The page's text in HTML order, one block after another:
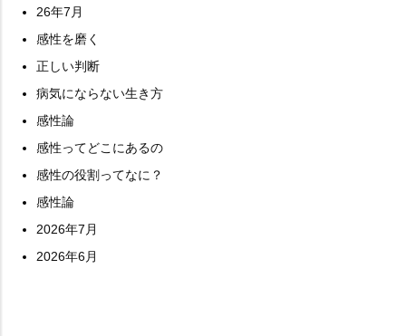
26年7月
感性を磨く
正しい判断
病気にならない生き方
感性論
感性ってどこにあるの
感性の役割ってなに？
感性論
2026年7月
2026年6月